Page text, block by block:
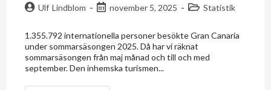
Ulf Lindblom november 5, 2025 Statistik
1.355.792 internationella personer besökte Gran Canaria
under sommarsäsongen 2025. Då har vi räknat
sommarsäsongen från maj månad och till och med
september. Den inhemska turismen...